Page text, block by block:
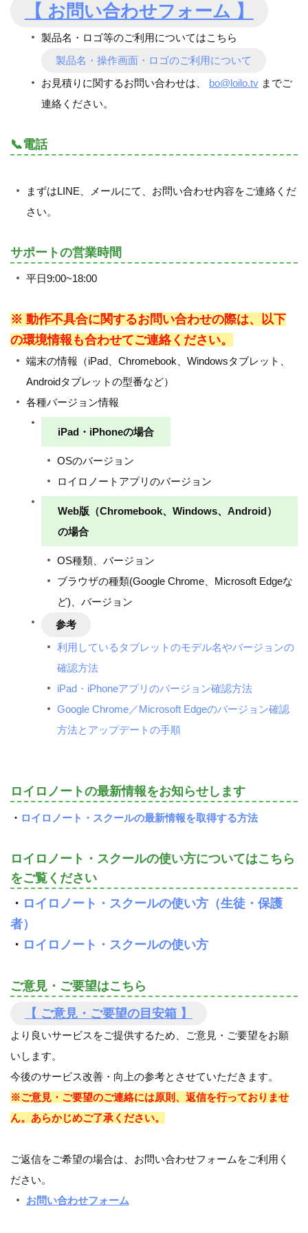
【 お問い合わせフォーム 】
製品名・ロゴ等のご利用についてはこちら
製品名・操作画面・ロゴのご利用について
お見積りに関するお問い合わせは、 bo@loilo.tv までご
連絡ください。
📞電話
まずはLINE、メールにて、お問い合わせ内容をご連絡くだ
さい。
サポートの営業時間
平日9:00~18:00
※ 動作不具合に関するお問い合わせの際は、以下
の環境情報も合わせてご連絡ください。
端末の情報（iPad、Chromebook、Windowsタブレット、
Androidタブレットの型番など）
各種バージョン情報
iPad・iPhoneの場合
OSのバージョン
ロイロノートアプリのバージョン
Web版（Chromebook、Windows、Android）
の場合
OS種類、バージョン
ブラウザの種類(Google Chrome、Microsoft Edgeな
ど)、バージョン
参考
利用しているタブレットのモデル名やバージョンの
確認方法
iPad・iPhoneアプリのバージョン確認方法
Google Chrome／Microsoft Edgeのバージョン確認
方法とアップデートの手順
ロイロノートの最新情報をお知らせします
・ ロイロノート・スクールの最新情報を取得する方法
ロイロノート・スクールの使い方についてはこちら
をご覧ください
・ ロイロノート・スクールの使い方（生徒・保護
者）
・ ロイロノート・スクールの使い方
ご意見・ご要望はこちら
【 ご意見・ご要望の目安箱 】
より良いサービスをご提供するため、ご意見・ご要望をお願
いします。
今後のサービス改善・向上の参考とさせていただきます。
※ご意見・ご要望のご連絡には原則、返信を行っておりませ
ん。あらかじめご了承ください。
ご返信をご希望の場合は、お問い合わせフォームをご利用く
ださい。
お問い合わせフォーム